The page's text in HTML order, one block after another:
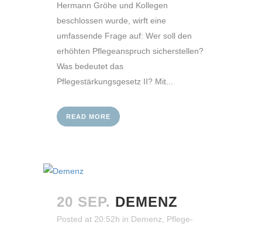
Hermann Gröhe und Kollegen
beschlossen wurde, wirft eine
umfassende Frage auf: Wer soll den
erhöhten Pflegeanspruch sicherstellen?
Was bedeutet das
Pflegestärkungsgesetz II? Mit...
READ MORE
20 SEP. DEMENZ
Posted at 20:52h in Demenz
Pflege-